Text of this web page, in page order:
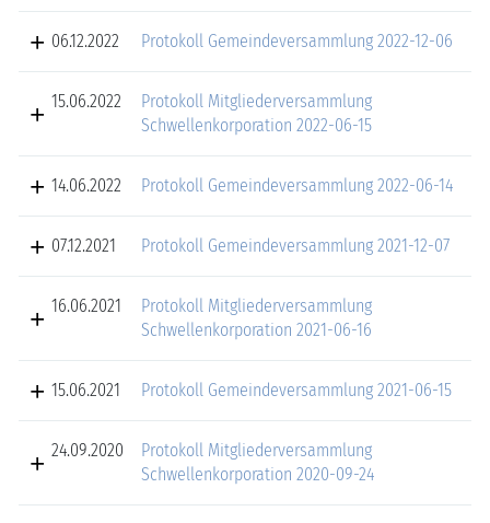
06.12.2022 Protokoll Gemeindeversammlung 2022-12-06
15.06.2022
Protokoll Mitgliederversammlung
Schwellenkorporation 2022-06-15
14.06.2022 Protokoll Gemeindeversammlung 2022-06-14
07.12.2021 Protokoll Gemeindeversammlung 2021-12-07
16.06.2021
Protokoll Mitgliederversammlung
Schwellenkorporation 2021-06-16
15.06.2021 Protokoll Gemeindeversammlung 2021-06-15
24.09.2020
Protokoll Mitgliederversammlung
Schwellenkorporation 2020-09-24